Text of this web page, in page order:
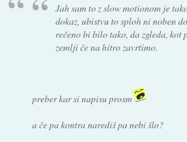
Jah sam to z slow motionom je
dokaz, ubistvu to sploh ni noben
rečeno bi bilo tako, da zgleda, kot
zemlji če na hitro zavrtimo.
preber kar si napisu prosm
a če pa kontra narediš pa nebi šlo?